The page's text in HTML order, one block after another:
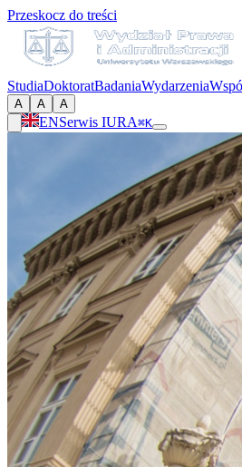
Przeskocz do treści
StudiaDoktoratBadaniaWydarzenia
A A A
ENSerwis IURA⌘K